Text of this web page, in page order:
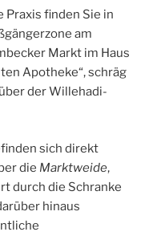
Praxis finden Sie in
am
Markt im Haus
Apotheke“, schräg
der Willehadi-
sich direkt
die Marktweide,
durch die Schranke
hinaus